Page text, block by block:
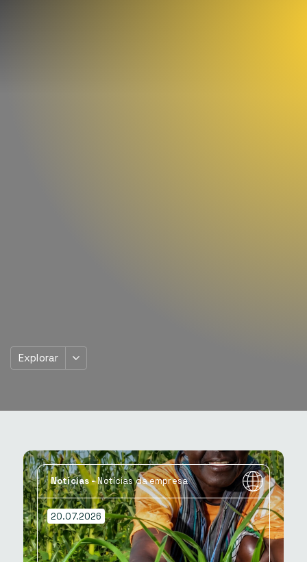
Explorar
Notícias-Notícias da empresa
20.07.2026